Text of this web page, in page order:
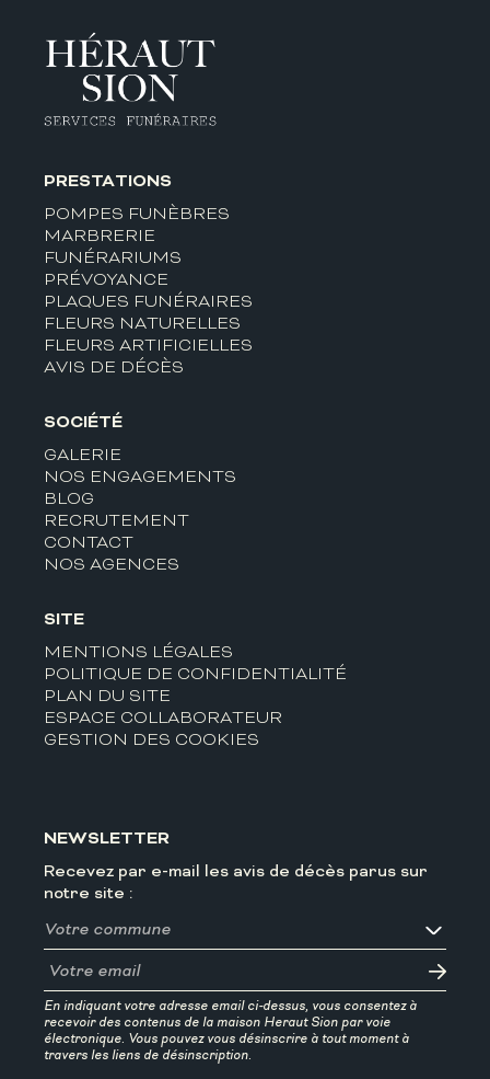
PRESTATIONS
POMPES FUNÈBRES
MARBRERIE
FUNÉRARIUMS
PRÉVOYANCE
PLAQUES FUNÉRAIRES
FLEURS NATURELLES
FLEURS ARTIFICIELLES
AVIS DE DÉCÈS
SOCIÉTÉ
GALERIE
NOS ENGAGEMENTS
BLOG
RECRUTEMENT
CONTACT
NOS AGENCES
SITE
MENTIONS LÉGALES
POLITIQUE DE CONFIDENTIALITÉ
PLAN DU SITE
ESPACE COLLABORATEUR
GESTION DES COOKIES
NEWSLETTER
Recevez par e-mail les avis de décès parus sur
notre site :
En indiquant votre adresse email ci-dessus, vous consentez à
recevoir des contenus de la maison Heraut Sion par voie
électronique. Vous pouvez vous désinscrire à tout moment à
travers les liens de désinscription.